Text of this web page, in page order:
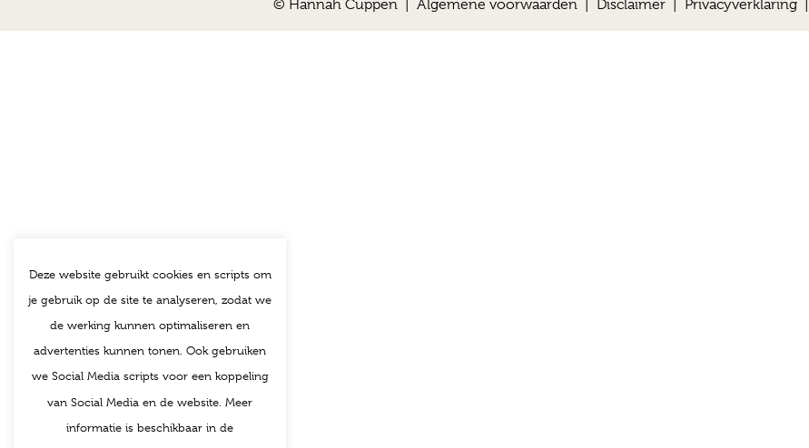
© Hannah Cuppen | Algemene voorwaarden| Disclaimer| Privacyverklaring|
Deze website gebruikt cookies en scripts om
je gebruik op de site te analyseren, zodat we
de werking kunnen optimaliseren en
advertenties kunnen tonen. Ook gebruiken
we Social Media scripts voor een koppeling
van Social Media en de website. Meer
informatie is beschikbaar in de